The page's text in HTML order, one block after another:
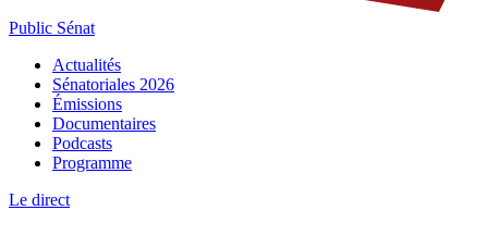
Public Sénat
Actualités
Sénatoriales 2026
Émissions
Documentaires
Podcasts
Programme
Le direct